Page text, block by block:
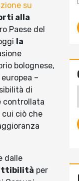
su
alla
Paese del
la
bolognese,
–
di
controllata
cui ciò che
dalle
per